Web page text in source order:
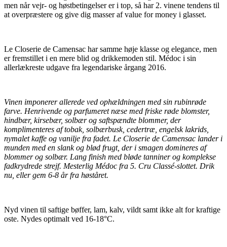
men når vejr- og høstbetingelser er i top, så har 2. vinene tendens til
at overpræstere og give dig masser af value for money i glasset.
Le Closerie de Camensac har samme høje klasse og elegance, men
er fremstillet i en mere blid og drikkemoden stil. Médoc i sin
allerlækreste udgave fra legendariske årgang 2016.
Vinen imponerer allerede ved ophældningen med sin rubinrøde
farve. Henrivende og parfumeret næse med friske røde blomster,
hindbær, kirsebær, solbær og saftspændte blommer, der
komplimenteres af tobak, solbærbusk, cedertræ, engelsk lakrids,
nymalet kaffe og vanilje fra fadet. Le Closerie de Camensac lander i
munden med en slank og blød frugt, der i smagen domineres af
blommer og solbær. Lang finish med bløde tanniner og komplekse
fadkrydrede strejf. Mesterlig Médoc fra 5. Cru Classé-slottet. Drik
nu, eller gem 6-8 år fra høståret.
Nyd vinen til saftige bøffer, lam, kalv, vildt samt ikke alt for kraftige
oste. Nydes optimalt ved 16-18°C.